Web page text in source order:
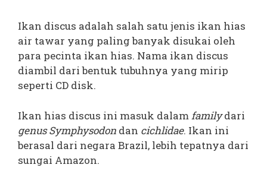
Ikan discus adalah salah satu jenis ikan hias
air tawar yang paling banyak disukai oleh
para pecinta ikan hias. Nama ikan discus
diambil dari bentuk tubuhnya yang mirip
seperti CD disk.
Ikan hias discus ini masuk dalamfamilydari
genus Symphysodon dan cichlidae. Ikan ini
berasal dari negara Brazil, lebih tepatnya dari
sungai Amazon.